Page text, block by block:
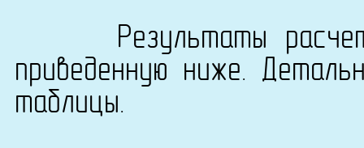
Результаты расчета
приведенную ниже.
таблицы.